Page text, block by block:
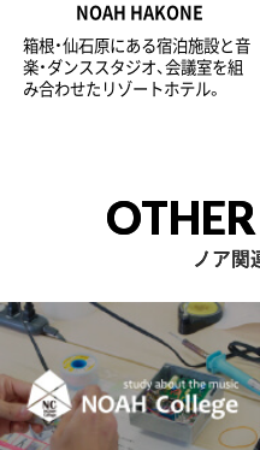
NOAH HAKONE
箱根・仙石原にある宿泊施設と音
楽・ダンススタジオ、会議室を組
み合わせたリゾートホテル。
ノア関